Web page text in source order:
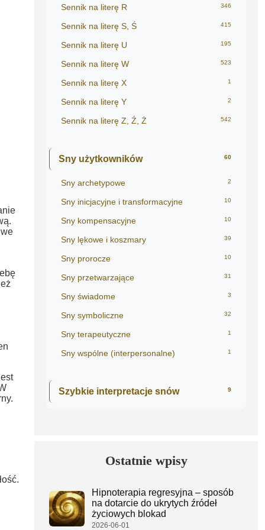
Sennik na literę R 346
Sennik na literę S, Ś 415
Sennik na literę U 195
Sennik na literę W 523
Sennik na literę X 1
Sennik na literę Y 2
Sennik na literę Z, Ź, Ż 542
Sny użytkowników 60
Sny archetypowe 2
Sny inicjacyjne i transformacyjne 10
Sny kompensacyjne 10
Sny lękowe i koszmary 39
Sny prorocze 10
Sny przetwarzające 31
Sny świadome 3
Sny symboliczne 32
Sny terapeutyczne 1
Sny wspólne (interpersonalne) 1
Szybkie interpretacje snów 9
Ostatnie wpisy
Hipnoterapia regresyjna – sposób
na dotarcie do ukrytych źródeł
życiowych blokad
2026-06-01